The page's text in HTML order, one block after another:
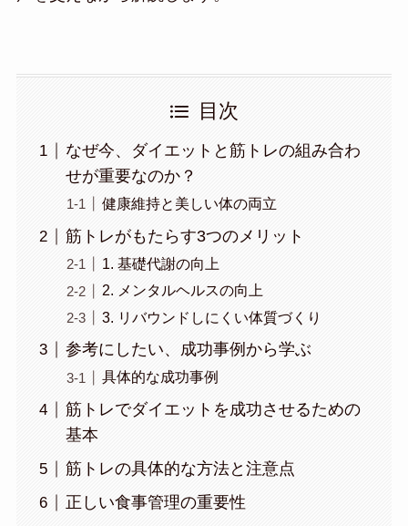
目次
なぜ今、ダイエットと筋トレの組み合わ
せが重要なのか？
健康維持と美しい体の両立
筋トレがもたらす3つのメリット
1. 基礎代謝の向上
2. メンタルヘルスの向上
3. リバウンドしにくい体質づくり
参考にしたい、成功事例から学ぶ
具体的な成功事例
筋トレでダイエットを成功させるための
基本
筋トレの具体的な方法と注意点
正しい食事管理の重要性